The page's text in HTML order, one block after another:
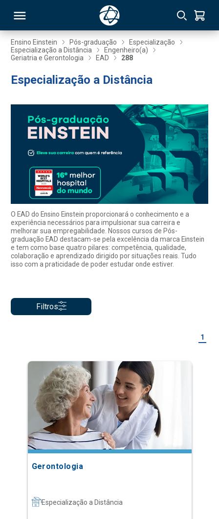
Ensino Einstein Pós-graduação
Especialização
Especialização a Distância
Engenheiro(a)
Geriatria e Gerontologia
EAD 288
Especialização a Distância
O EAD do Ensino Einstein proporcionará o conhecimento e a
experiência necessários para impulsionar sua carreira e
melhorar sua empregabilidade. Nossos cursos de Pós-
graduação EAD destacam-se pela excelência da marca Einstein
e tem como base quatro pilares: competência, qualidade,
colaboração e aprendizado dirigido por situações reais. Tudo
isso com a praticidade de poder estudar onde estiver.
Filtros
1
Gerontologia
Especialização a Distância